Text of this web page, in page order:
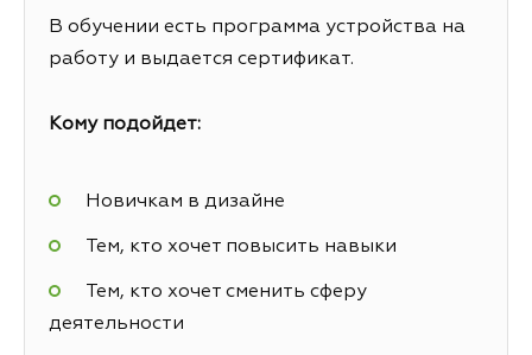
В обучении есть программа устройства на
работу и выдается сертификат.
Кому подойдет:
Новичкам в дизайне
Тем, кто хочет повысить навыки
Тем, кто хочет сменить сферу
деятельности